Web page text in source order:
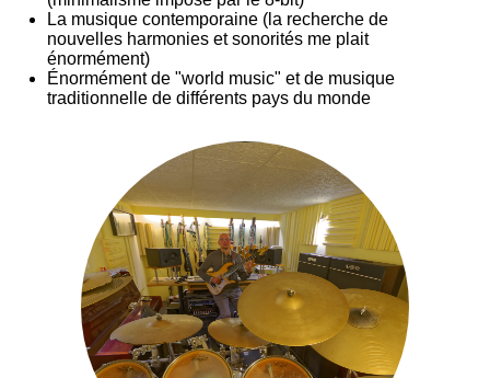
La musique contemporaine (la recherche de
nouvelles harmonies et sonorités me plait
énormément)
Énormément de "world music" et de musique
traditionnelle de différents pays du monde